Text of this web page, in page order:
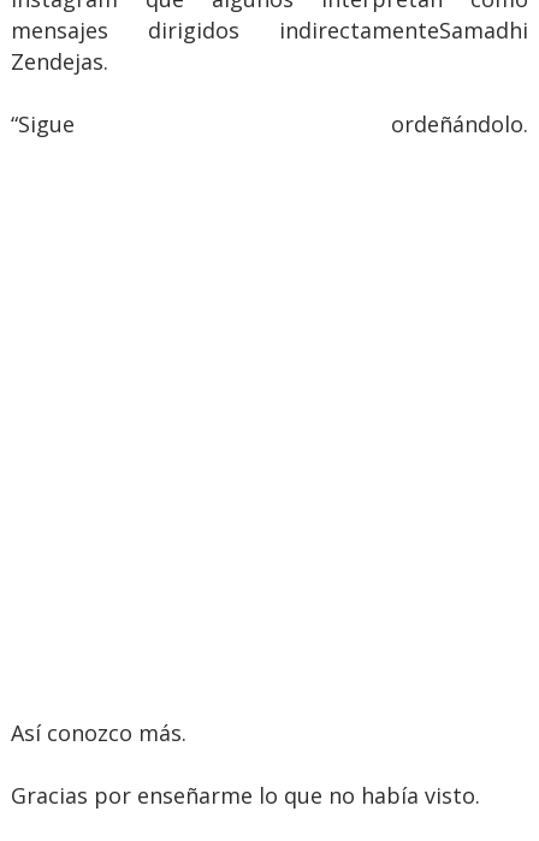
mensajes dirigidos indirectamenteSamadhi
Zendejas.
“Sigue ordeñándolo.
Así conozco más.
Gracias por enseñarme lo que no había visto.